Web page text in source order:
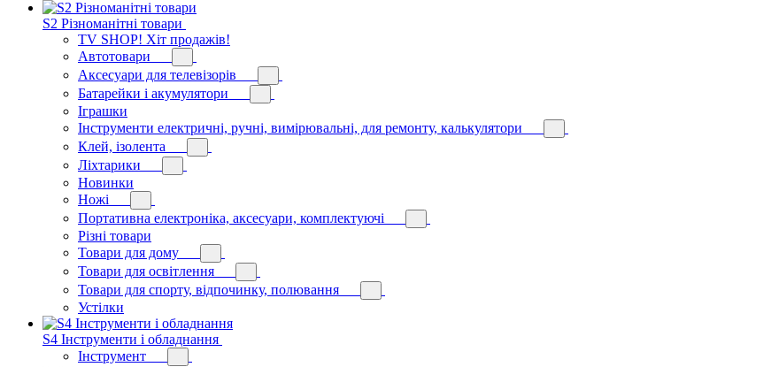
S2 Різноманітні товари
TV SHOP! Хіт продажів!
Автотовари
Аксесуари для телевізорів
Батарейки і акумулятори
Іграшки
Інструменти електричні, ручні, вимірювальні, для ремонту, калькулятори
Клей, ізолента
Ліхтарики
Новинки
Ножі
Портативна електроніка, аксесуари, комплектуючі
Різні товари
Товари для дому
Товари для освітлення
Товари для спорту, відпочинку, полювання
Устілки
S4 Інструменти і обладнання
Інструмент